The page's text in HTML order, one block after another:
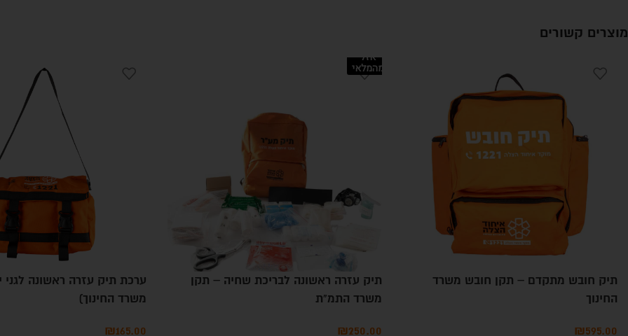
מוצרים קשורים
תיק חובש מתקדם – תקן חובש משרד
החינוך
₪595.00
אזל
מהמלאי
תיק עזרה ראשונה לבריכת שחיה – תקן
משרד התמ"ת
₪250.00
ערכת תיק עזרה ראשונה לגני
משרד החינוך)
₪165.00